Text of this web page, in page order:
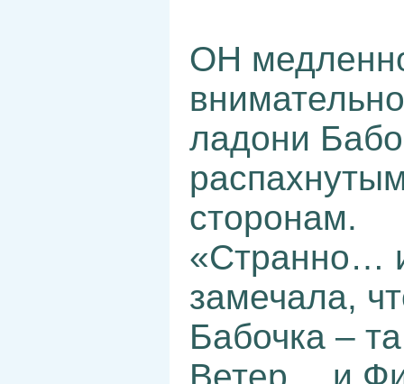
ОН
ладони
сторонам.
«Странно…
замечала,
Бабочка –
Ветер… и